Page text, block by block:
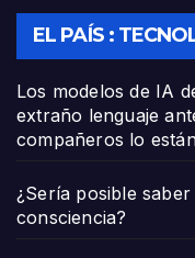
EL PAÍS :
Los modelos de IA
extraño lenguaje
compañeros lo
¿Sería posible
consciencia?